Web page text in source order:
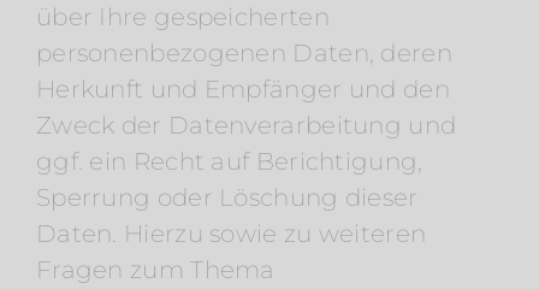
über Ihre gespeicherten
personenbezogenen Daten, deren
Herkunft und Empfänger und den
Zweck der Datenverarbeitung und
ggf. ein Recht auf Berichtigung,
Sperrung oder Löschung dieser
Daten. Hierzu sowie zu weiteren
Fragen zum Thema